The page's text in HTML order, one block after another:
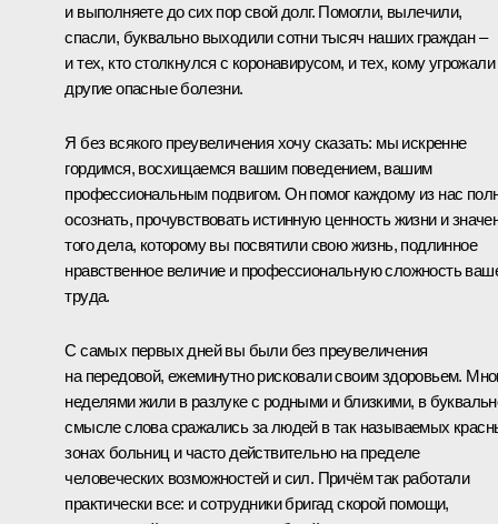
и выполняете до сих пор свой долг. Помогли, вылечили,
спасли, буквально выходили сотни тысяч наших граждан –
и тех, кто столкнулся с коронавирусом, и тех, кому угрожали
другие опасные болезни.
Я без всякого преувеличения хочу сказать: мы искренне
гордимся, восхищаемся вашим поведением, вашим
профессиональным подвигом. Он помог каждому из нас
осознать, прочувствовать истинную ценность жизни и
того дела, которому вы посвятили свою жизнь, подлинное
нравственное величие и профессиональную сложность
труда.
С самых первых дней вы были без преувеличения
на передовой, ежеминутно рисковали своим здоровьем.
неделями жили в разлуке с родными и близкими, в
смысле слова сражались за людей в так называемых
зонах больниц и часто действительно на пределе
человеческих возможностей и сил. Причём так работали
практически все: и сотрудники бригад скорой помощи,